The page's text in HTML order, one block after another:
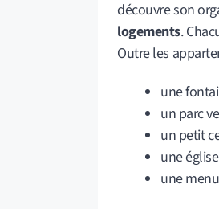
découvre son
logements.
Outre les
une
un parc
un petit
une église
une